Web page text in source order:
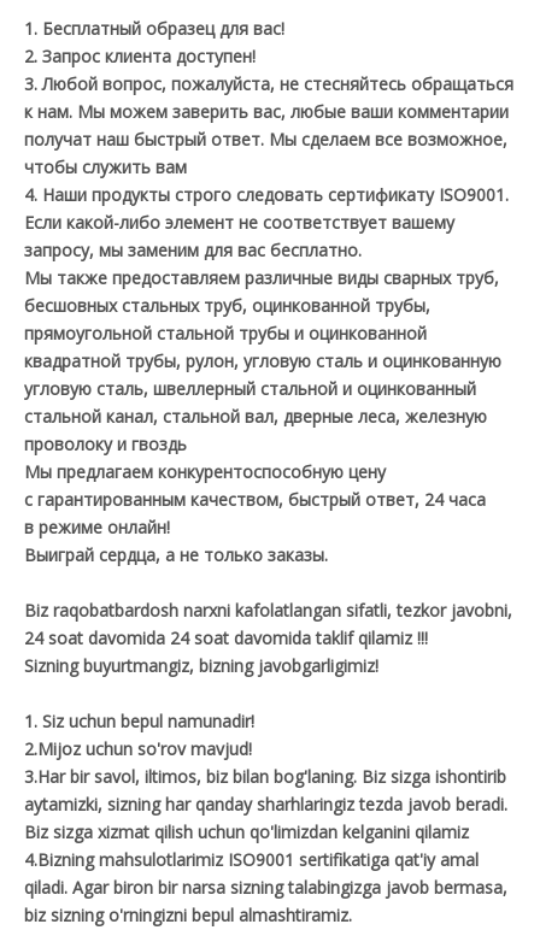
1. Бесплатный образец для вас!
2. Запрос клиента доступен!
3. Любой вопрос, пожалуйста, не стесняйтесь обращаться
к нам. Мы можем заверить вас, любые ваши комментарии
получат наш быстрый ответ. Мы сделаем все возможное,
чтобы служить вам
4. Наши продукты строго следовать сертификату ISO9001.
Если какой-либо элемент не соответствует вашему
запросу, мы заменим для вас бесплатно.
Мы также предоставляем различные виды сварных труб,
бесшовных стальных труб, оцинкованной трубы,
прямоугольной стальной трубы и оцинкованной
квадратной трубы, рулон, угловую сталь и оцинкованную
угловую сталь, швеллерный стальной и оцинкованный
стальной канал, стальной вал, дверные леса, железную
проволоку и гвоздь
Мы предлагаем конкурентоспособную цену
с гарантированным качеством, быстрый ответ, 24 часа
в режиме онлайн!
Выиграй сердца, а не только заказы.
Biz raqobatbardosh narxni kafolatlangan sifatli, tezkor javobni,
24 soat davomida 24 soat davomida taklif qilamiz !!!
Sizning buyurtmangiz, bizning javobgarligimiz!
1. Siz uchun bepul namunadir!
2.Mijoz uchun so'rov mavjud!
3.Har bir savol, iltimos, biz bilan bog'laning. Biz sizga ishontirib
aytamizki, sizning har qanday sharhlaringiz tezda javob beradi.
Biz sizga xizmat qilish uchun qo'limizdan kelganini qilamiz
4.Bizning mahsulotlarimiz ISO9001 sertifikatiga qat'iy amal
qiladi. Agar biron bir narsa sizning talabingizga javob bermasa,
biz sizning o'rningizni bepul almashtiramiz.